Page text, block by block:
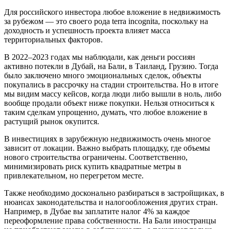
Для российского инвестора любое вложение в недвижимость
за рубежом — это своего рода terra incognita, поскольку на
доходность и успешность проекта влияет масса
территориальных факторов.
В 2022–2023 годах мы наблюдали, как деньги россиян
активно потекли в Дубай, на Бали, в Таиланд, Грузию. Тогда
было заключено много эмоциональных сделок, объекты
покупались в рассрочку на стадии строительства. Но в итоге
мы видим массу кейсов, когда люди либо вышли в ноль, либо
вообще продали объект ниже покупки. Нельзя относиться к
таким сделкам упрощенно, думать, что любое вложение в
растущий рынок окупится.
В инвестициях в зарубежную недвижимость очень многое
зависит от локации. Важно выбрать площадку, где объемы
нового строительства ограничены. Соответственно,
минимизировать риск купить квадратные метры в
привлекательном, но перегретом месте.
Также необходимо досконально разбираться в застройщиках, в
нюансах законодательства и налогообложения других стран.
Например, в Дубае вы заплатите налог 4% за каждое
переоформление права собственности. На Бали иностранцы